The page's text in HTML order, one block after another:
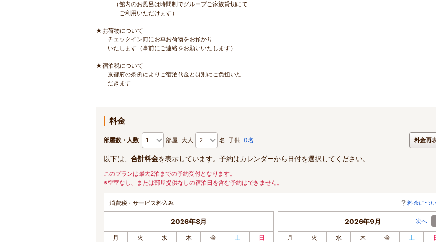
（館内のお風呂は時間制でグループご家族貸切にて
ご利用いただけます）
★お荷物について
チェックイン前にお車お荷物をお預かり
いたします（事前にご連絡をお願いいたします）
★宿泊税について
京都府の条例によりご宿泊代金とは別にご負担いた
だきます
料金
部屋数・人数 部屋 大人 名 子供 0名 料金再
以下は、 合計料金を表示しています。予約はカレンダーから日付を選択してください。
このプランは最大2泊までの予約受付となります。
※空室なし、または部屋提供なしの宿泊日を含む予約はできません。
消費税・サービス料込み 料金につ
2026年8月
月 火 水 木 金 土
日
2026年9月 次へ
月 火 水 木 金 土